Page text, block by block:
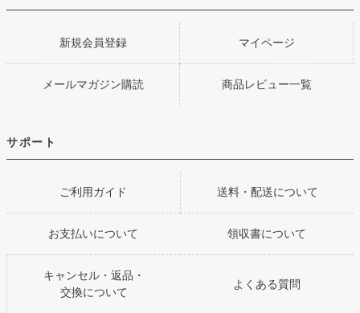
新規会員登録 マイページ
メールマガジン購読 商品レビュー一覧
サポート
ご利用ガイド 送料・配送について
お支払いについて 領収書について
キャンセル・返品・
交換について
よくある質問